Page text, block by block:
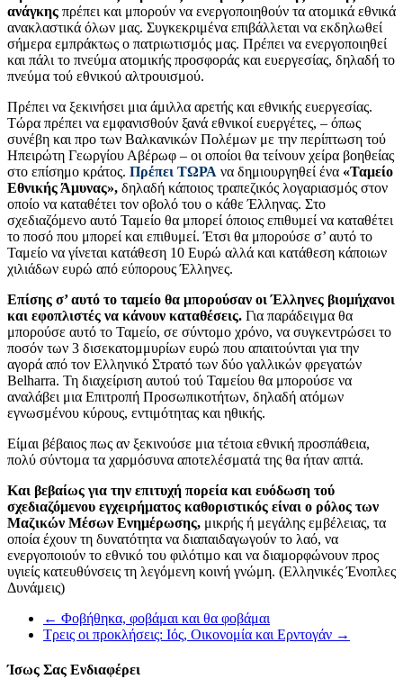
ανάγκης πρέπει και μπορούν να ενεργοποιηθούν τα ατομικά εθνικά
ανακλαστικά όλων μας. Συγκεκριμένα επιβάλλεται να εκδηλωθεί
σήμερα εμπράκτως ο πατριωτισμός μας. Πρέπει να ενεργοποιηθεί
και πάλι το πνεύμα ατομικής προσφοράς και ευεργεσίας, δηλαδή το
πνεύμα τού εθνικού αλτρουισμού.
Πρέπει να ξεκινήσει μια άμιλλα αρετής και εθνικής ευεργεσίας.
Τώρα πρέπει να εμφανισθούν ξανά εθνικοί ευεργέτες, – όπως
συνέβη και προ των Βαλκανικών Πολέμων με την περίπτωση τού
Ηπειρώτη Γεωργίου Αβέρωφ – οι οποίοι θα τείνουν χείρα βοηθείας
στο επίσημο κράτος. Πρέπει ΤΩΡΑ να δημιουργηθεί ένα «Ταμείο
Εθνικής Άμυνας», δηλαδή κάποιος τραπεζικός λογαριασμός στον
οποίο να καταθέτει τον οβολό του ο κάθε Έλληνας. Στο
σχεδιαζόμενο αυτό Ταμείο θα μπορεί όποιος επιθυμεί να καταθέτει
το ποσό που μπορεί και επιθυμεί. Έτσι θα μπορούσε σ’ αυτό το
Ταμείο να γίνεται κατάθεση 10 Ευρώ αλλά και κατάθεση κάποιων
χιλιάδων ευρώ από εύπορους Έλληνες.
Επίσης σ’ αυτό το ταμείο θα μπορούσαν οι Έλληνες βιομήχανοι
και εφοπλιστές να κάνουν καταθέσεις. Για παράδειγμα θα
μπορούσε αυτό το Ταμείο, σε σύντομο χρόνο, να συγκεντρώσει το
ποσόν των 3 δισεκατομμυρίων ευρώ που απαιτούνται για την
αγορά από τον Ελληνικό Στρατό των δύο γαλλικών φρεγατών
Belharra. Τη διαχείριση αυτού τού Ταμείου θα μπορούσε να
αναλάβει μια Επιτροπή Προσωπικοτήτων, δηλαδή ατόμων
εγνωσμένου κύρους, εντιμότητας και ηθικής.
Είμαι βέβαιος πως αν ξεκινούσε μια τέτοια εθνική προσπάθεια,
πολύ σύντομα τα χαρμόσυνα αποτελέσματά της θα ήταν απτά.
Και βεβαίως για την επιτυχή πορεία και ευόδωση τού
σχεδιαζόμενου εγχειρήματος καθοριστικός είναι ο ρόλος των
Μαζικών Μέσων Ενημέρωσης, μικρής ή μεγάλης εμβέλειας, τα
οποία έχουν τη δυνατότητα να διαπαιδαγωγούν το λαό, να
ενεργοποιούν το εθνικό του φιλότιμο και να διαμορφώνουν προς
υγιείς κατευθύνσεις τη λεγόμενη κοινή γνώμη. (Ελληνικές Ένοπλες
Δυνάμεις)
← Φοβήθηκα, φοβάμαι και θα φοβάμαι
Τρεις οι προκλήσεις: Ιός, Οικονομία και Ερντογάν →
Ίσως Σας Ενδιαφέρει